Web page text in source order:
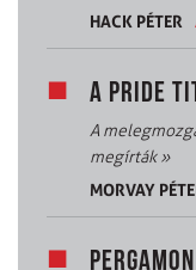
HACK PÉTER
A PRIDE
A
megírták»
MORVAY